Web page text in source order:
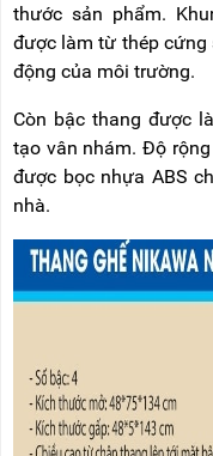
thước sản phẩm.
được làm từ thép cứng
động của môi trường.
Còn bậc thang được
tạo vân nhám. Độ
được bọc nhựa ABS
nhà.